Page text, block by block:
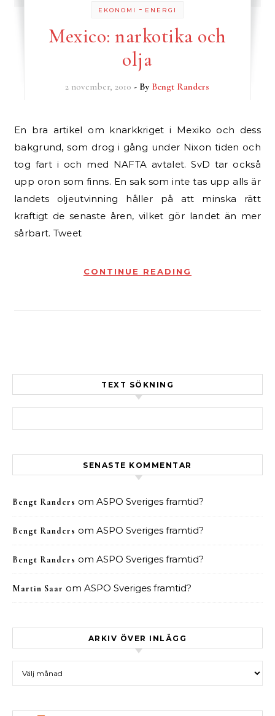
EKONOMI - ENERGI
Mexico: narkotika och
olja
2 november, 2010 - By Bengt Randers
En bra artikel om knarkkriget i Mexiko och dess
bakgrund, som drog i gång under Nixon tiden och
tog fart i och med NAFTA avtalet. SvD tar också
upp oron som finns. En sak som inte tas upp alls är
landets oljeutvinning håller på att minska rätt
kraftigt de senaste åren, vilket gör landet än mer
sårbart. Tweet
CONTINUE READING
TEXT SÖKNING
SENASTE KOMMENTAR
Bengt Randers om ASPO Sveriges framtid?
Bengt Randers om ASPO Sveriges framtid?
Bengt Randers om ASPO Sveriges framtid?
Martin Saar om ASPO Sveriges framtid?
ARKIV ÖVER INLÄGG